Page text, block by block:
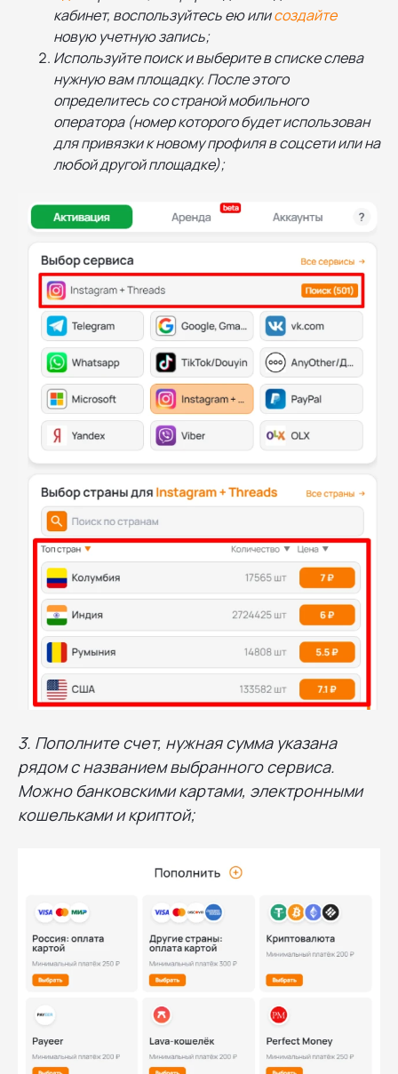
кабинет, воспользуйтесь ею илисоздайте
новую учетную запись;
Используйте поиск и выберите в списке слева
нужную вам площадку. После этого
определитесь со страной мобильного
оператора (номер которого будет использован
для привязки к новому профиля в соцсети или на
любой другой площадке);
3. Пополните счет, нужная сумма указана
рядом с названием выбранного сервиса.
Можно банковскими картами, электронными
кошельками и криптой;